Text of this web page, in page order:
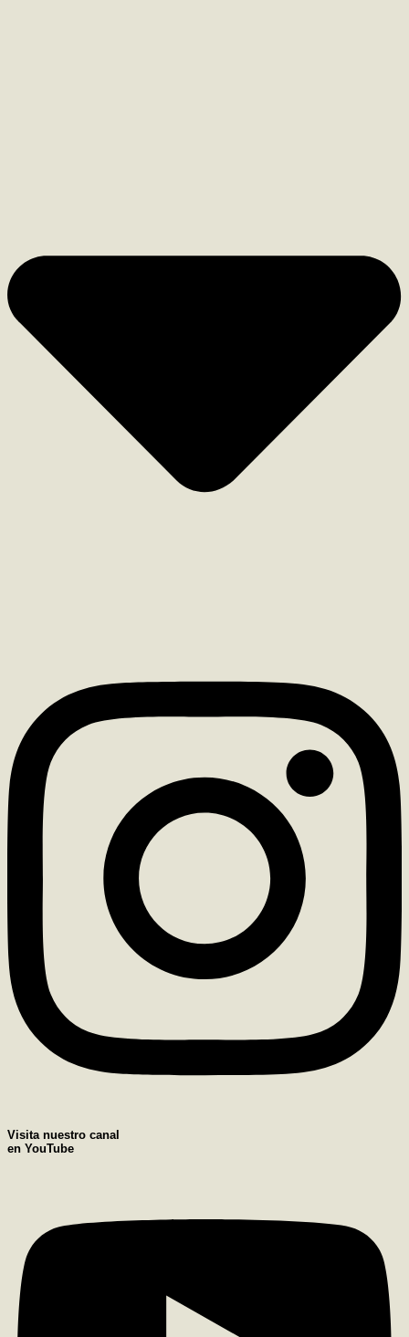
Visita nuestro canal
en YouTube